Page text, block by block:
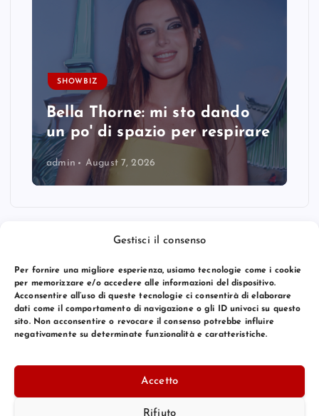
Gestisci il consenso
Per fornire una migliore esperienza, usiamo tecnologie come i cookie
per memorizzare e/o accedere alle informazioni del dispositivo.
Acconsentire all’uso di queste tecnologie ci consentirà di elaborare
dati come il comportamento di navigazione o gli ID univoci su questo
sito. Non acconsentire o revocare il consenso potrebbe influire
negativamente su determinate funzionalità e caratteristiche.
Accetto
Rifiuto
SHOWBIZ
Bella Thorne: mi sto dando
un po' di spazio per respirare
admin August 7, 2026